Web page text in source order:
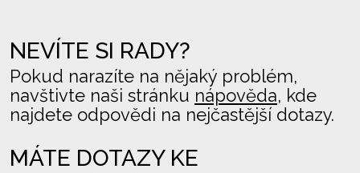
NEVÍTE SI RADY?
Pokud narazíte na nějaký problém,
navštivte naši stránku nápověda, kde
najdete odpovědi na nejčastější dotazy.
MÁTE DOTAZY KE